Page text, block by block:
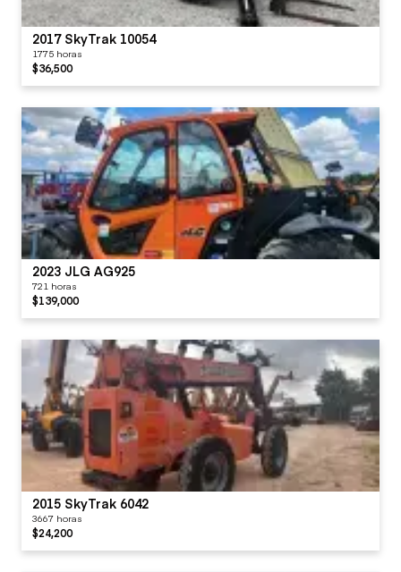
2017 SkyTrak 10054
1775 horas
$36,500
2023 JLG AG925
721 horas
$139,000
2015 SkyTrak 6042
3667 horas
$24,200